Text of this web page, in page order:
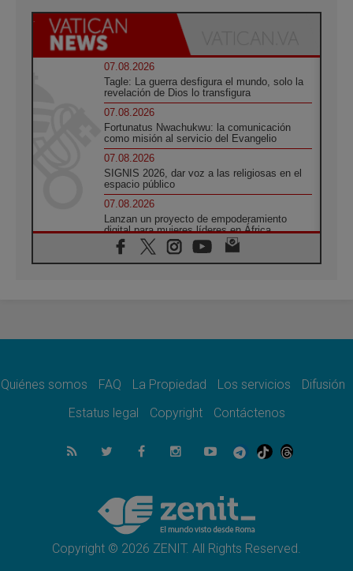
07.08.2026
Tagle: La guerra desfigura el mundo, solo la
revelación de Dios lo transfigura
07.08.2026
Fortunatus Nwachukwu: la comunicación
como misión al servicio del Evangelio
07.08.2026
SIGNIS 2026, dar voz a las religiosas en el
espacio público
07.08.2026
Lanzan un proyecto de empoderamiento
digital para mujeres líderes en África
07.08.2026
Programa oficial del Viaje Apostólico del
06.08.2026
06.08.2026
de la Paz en la Escuela de San Francisco
La visita del Papa León XIV a Asís en un
minuto
El agradecimiento de los jóvenes al Papa:
«Hoy nos sentimos Iglesia»
Quiénes somos FAQ La Propiedad Los servicios
Difusión
Estatus legal
Copyright Contáctenos
Copyright © 2026 ZENIT. All Rights Reserved.